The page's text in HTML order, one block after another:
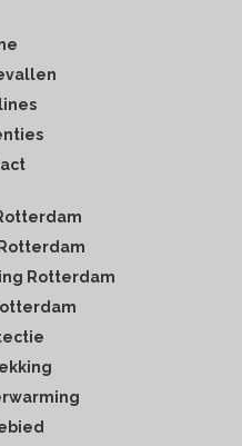
Rotterdam